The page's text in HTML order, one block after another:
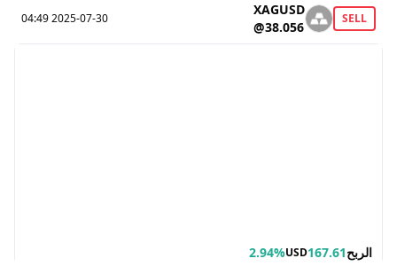
SELL
XAGUSD
@38.056
2025-07-30 04:49
الربح167.61
USD
2.94%